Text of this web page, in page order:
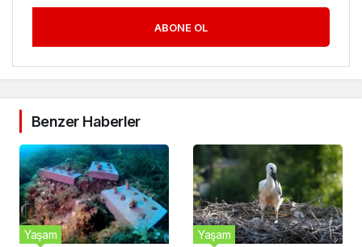
ABONE OL
Benzer Haberler
Yaşam Yaşam